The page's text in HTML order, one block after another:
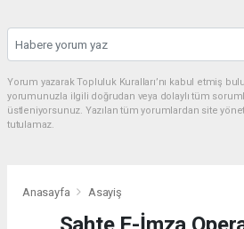
Yorum yazarak Topluluk Kuralları’nı kabul etmiş
yorumunuzla ilgili doğrudan veya dolaylı tüm
üstleniyorsunuz. Yazılan tüm yorumlardan site
tutulamaz.
Anasayfa Asayiş